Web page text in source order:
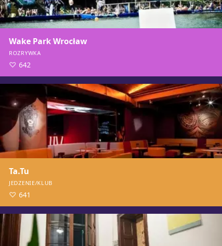
Wake Park Wrocław
ROZRYWKA
642
Ta.Tu
JEDZENIE/KLUB
641